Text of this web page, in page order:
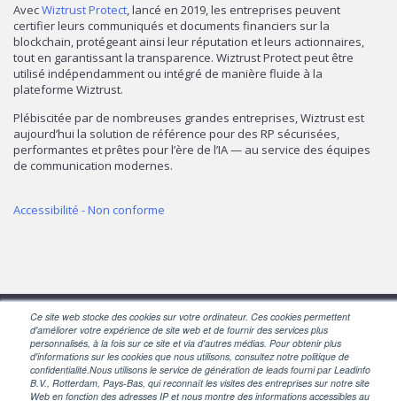
Ce site web stocke des cookies sur votre ordinateur. Ces cookies permettent
d'améliorer votre expérience de site web et de fournir des services plus
personnalisés, à la fois sur ce site et via d'autres médias. Pour obtenir plus
d'informations sur les cookies que nous utilisons, consultez notre politique de
confidentialité.Nous utilisons le service de génération de leads fourni par Leadinfo
B.V., Rotterdam, Pays-Bas, qui reconnaît les visites des entreprises sur notre site
Web en fonction des adresses IP et nous montre des informations accessibles au
AvecWiztrust Protect, lancé en 2019, les entreprises peuvent
certifier leurs communiqués et documents financiers sur la
blockchain, protégeant ainsi leur réputation et leurs actionnaires,
tout en garantissant la transparence. Wiztrust Protect peut être
utilisé indépendamment ou intégré de manière fluide à la
plateforme Wiztrust.
Plébiscitée par de nombreuses grandes entreprises, Wiztrust est
aujourd’hui la solution de référence pour des RP sécurisées,
performantes et prêtes pour l’ère de l’IA — au service des équipes
de communication modernes.
Accessibilité - Non conforme
SUIVEZ-NOUS